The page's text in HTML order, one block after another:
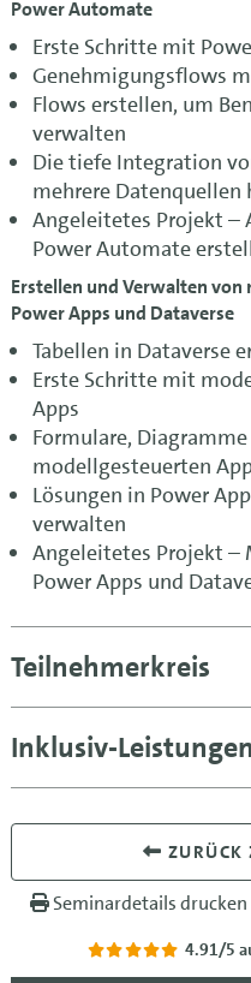
Power Automate
Erste Schritte mit
Genehmigungsflows
Flows erstellen, um
verwalten
Die tiefe Integration
mehrere Datenquellen
Angeleitetes Projekt –
Power Automate
Erstellen und Verwalten
Power Apps und Dataverse
Tabellen in Dataverse
Erste Schritte mit
Apps
Formulare,
modellgesteuerten
Lösungen in Power
verwalten
Angeleitetes Projekt –
Power Apps und
Teilnehmerkreis
Inklusiv-Leistungen
ZURÜCK
Seminardetails drucken
4.91/5